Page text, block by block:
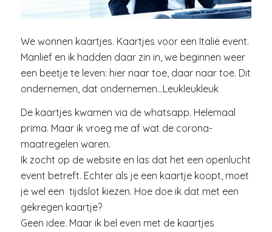
We wonnen kaartjes. Kaartjes voor een Italië event.
Manlief en ik hadden daar zin in, we beginnen weer
een beetje te leven: hier naar toe, daar naar toe. Dit
ondernemen, dat ondernemen…Leukleukleuk
De kaartjes kwamen via de whatsapp. Helemaal
prima. Maar ik vroeg me af wat de corona-
maatregelen waren.
Ik zocht op de website en las dat het een openlucht
event betreft. Echter als je een kaartje koopt, moet
je wel een tijdslot kiezen. Hoe doe ik dat met een
gekregen kaartje?
Geen idee. Maar ik bel even met de kaartjes